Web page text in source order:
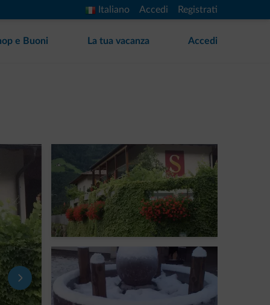
Italiano Accedi Registrati
e Buoni La tua vacanza Accedi